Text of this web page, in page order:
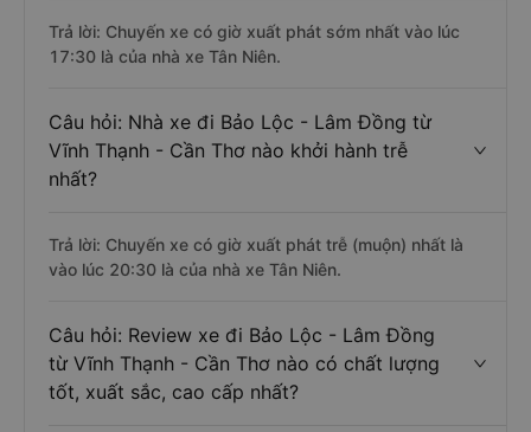
Trả lời: Chuyến xe có giờ xuất phát sớm nhất vào lúc
17:30 là của nhà xe Tân Niên.
Câu hỏi: Nhà xe đi Bảo Lộc - Lâm Đồng từ
Vĩnh Thạnh - Cần Thơ nào khởi hành trễ
nhất?
Trả lời: Chuyến xe có giờ xuất phát trễ (muộn) nhất là
vào lúc 20:30 là của nhà xe Tân Niên.
Câu hỏi: Review xe đi Bảo Lộc - Lâm Đồng
từ Vĩnh Thạnh - Cần Thơ nào có chất lượng
tốt, xuất sắc, cao cấp nhất?